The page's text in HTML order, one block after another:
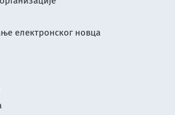
електронског новца